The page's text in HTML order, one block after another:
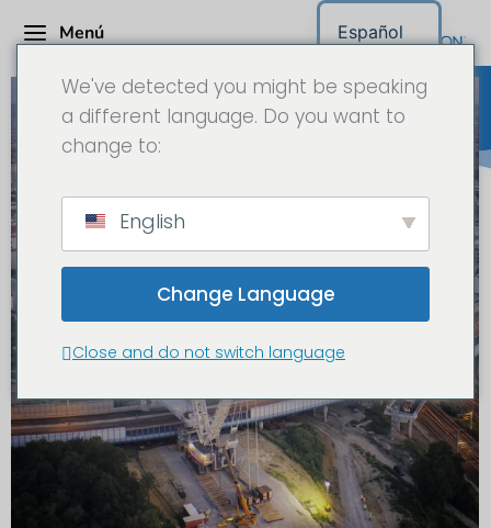
Menú
We've detected you might be speaking
a different language. Do you want to
change to:
English
Change Language
Close and do not switch language
Español